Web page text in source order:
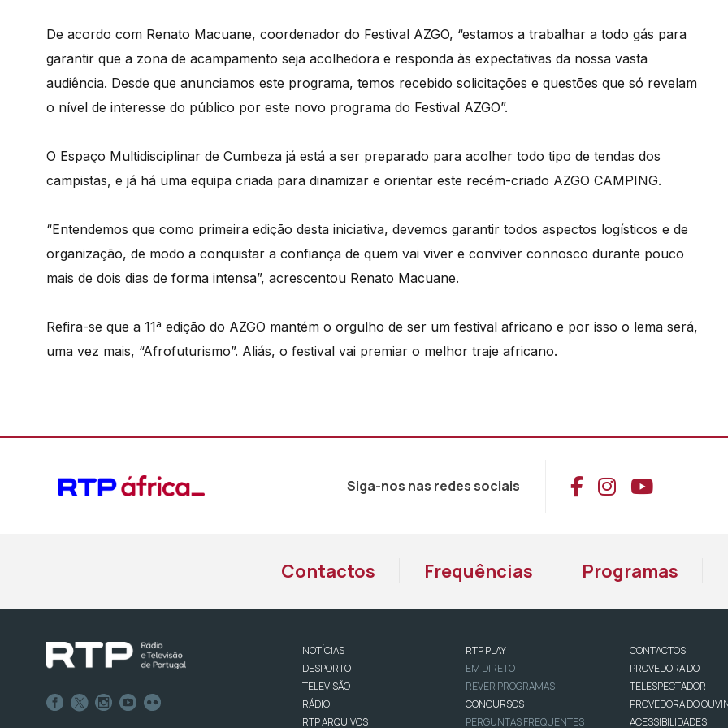
De acordo com Renato Macuane, coordenador do Festival AZGO, “estamos a trabalhar a todo gás para
garantir que a zona de acampamento seja acolhedora e responda às expectativas da nossa vasta
audiência. Desde que anunciamos este programa, temos recebido solicitações e questões que só revelam
o nível de interesse do público por este novo programa do Festival AZGO”.
O Espaço Multidisciplinar de Cumbeza já está a ser preparado para acolher todo tipo de tendas dos
campistas, e já há uma equipa criada para dinamizar e orientar este recém-criado AZGO CAMPING.
“Entendemos que como primeira edição desta iniciativa, devemos garantir todos aspectos logísticos e de
organização, de modo a conquistar a confiança de quem vai viver e conviver connosco durante pouco
mais de dois dias de forma intensa”, acrescentou Renato Macuane.
Refira-se que a 11ª edição do AZGO mantém o orgulho de ser um festival africano e por isso o lema será,
uma vez mais, “Afrofuturismo”. Aliás, o festival vai premiar o melhor traje africano.
Siga-nos nas redes sociais Aceder ao
Aceder ao
Aceder
Contactos Frequências Programas
NOTÍCIAS
DESPORTO
TELEVISÃO
RÁDIO
RTP ARQUIVOS
RTP PLAY
EM DIRETO
REVER PROGRAMAS
CONCURSOS
PERGUNTAS FREQUENTES
CONTACTOS
PROVEDORA DO
TELESPECTADOR
PROVEDORA DO
ACESSIBILIDADES